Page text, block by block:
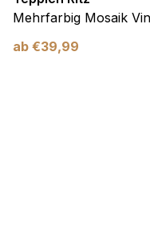
Mehrfarbig Mosaik
ab €39,99